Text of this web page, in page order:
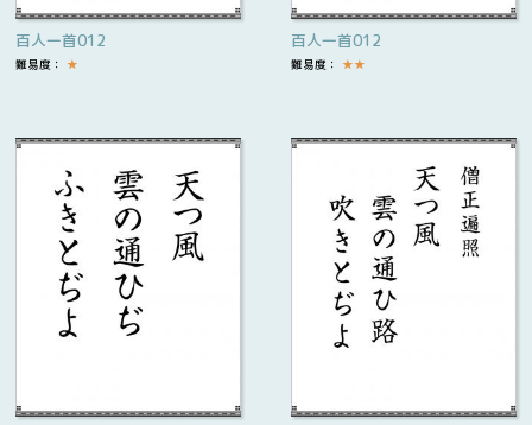
百人一首012
難易度： ★
百人一首012
難易度： ★★